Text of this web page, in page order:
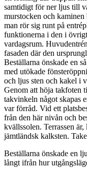
samtidigt för ner ljus till
murstocken och
man rör sig runt på
funktionerna i den i
vardagsrum.
fasaden där den
Beställarna önskade en
med utökade
och ljus sten och kakel i
Genom att höja takfoten
takvinkeln något skapas
var förråd. Vid ett
från den här nivån och
kvällssolen. Terrassen
jämtländsk kalksten.
Beställarna önskade en
långt ifrån hur